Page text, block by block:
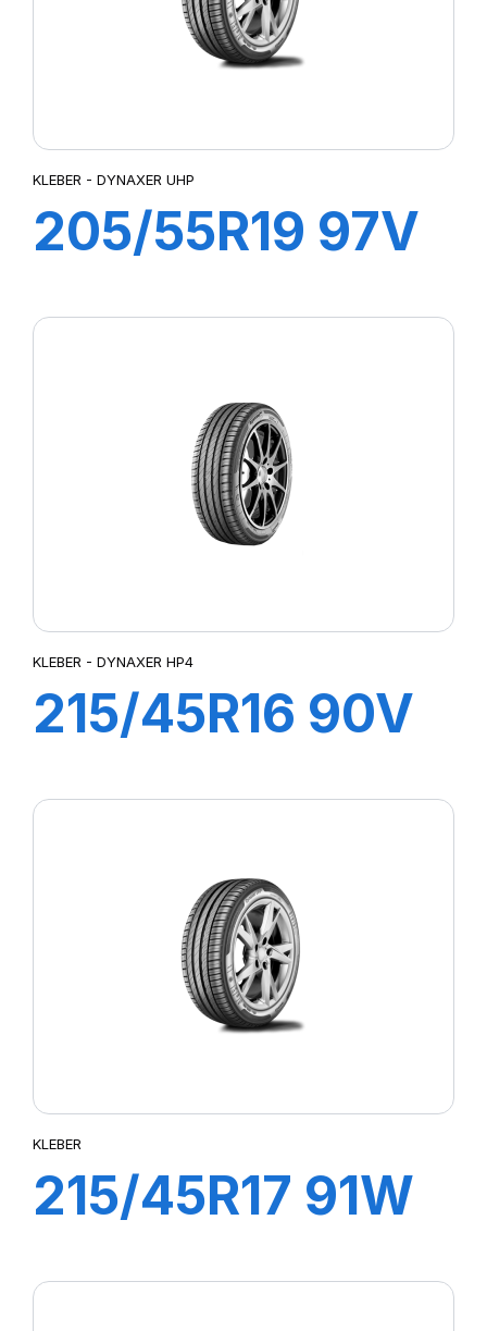
KLEBER - DYNAXER UHP
205/55R19 97V
KLEBER - DYNAXER HP4
215/45R16 90V
KLEBER
215/45R17 91W